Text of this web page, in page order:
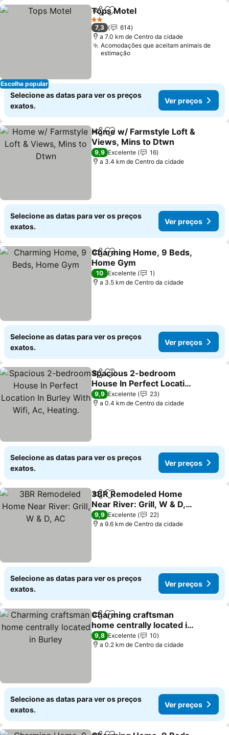
Escolha popular
PartilharAdicionar aos favoritos
Tops Motel
2 Estrelas
7,3
614
a 7.0 km de Centro da cidade
Acomodações que aceitam animais de
estimação
Selecione as datas para ver os preços
exatos.
Ver preços
PartilharAdicionar aos favoritos
Home w/ Farmstyle Loft &
Views, Mins to Dtwn
9,9 Excelente
16
a 3.4 km de Centro da cidade
Selecione as datas para ver os preços
exatos.
Ver preços
PartilharAdicionar aos favoritos
Charming Home, 9 Beds,
Home Gym
10 Excelente
1
a 3.5 km de Centro da cidade
Selecione as datas para ver os preços
exatos.
Ver preços
PartilharAdicionar aos favoritos
Spacious 2-bedroom
House In Perfect Location
In Burley With Wifi, Ac,
Heating.
9,9 Excelente
23
a 0.4 km de Centro da cidade
Selecione as datas para ver os preços
exatos.
Ver preços
PartilharAdicionar aos favoritos
3BR Remodeled Home
Near River: Grill, W & D,
AC
9,9 Excelente
22
a 9.6 km de Centro da cidade
Selecione as datas para ver os preços
exatos.
Ver preços
PartilharAdicionar aos favoritos
Charming craftsman
home centrally located in
Burley
9,8 Excelente
10
a 0.2 km de Centro da cidade
Selecione as datas para ver os preços
exatos.
Ver preços